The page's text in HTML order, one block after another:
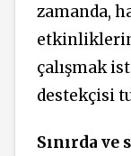
zamanda,
çalışmak
destekçisi
Sınırda